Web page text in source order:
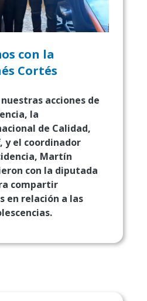
con la
Cortés
acciones de
la
de Calidad,
y el coordinador
Martín
con la diputada
compartir
en relación a las